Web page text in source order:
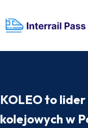
KOLEO to
kolejowych w